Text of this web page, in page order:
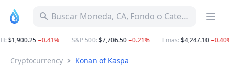
Buscar Moneda, CA, Fondo o Categoría
:$1,900.25−0.41% S&P 500:$7,706.50−0.21% Emas:$4,247.10−0.40%
Cryptocurrency Konan of Kaspa